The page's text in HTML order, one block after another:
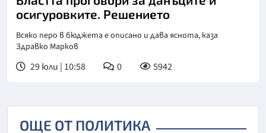
осигуровките. Решението
Всяко перо в бюджета е описано и дава яснота, каза
Здравко Марков
29 юли | 10:58 0 5942
ОЩЕ ОТ ПОЛИТИКА